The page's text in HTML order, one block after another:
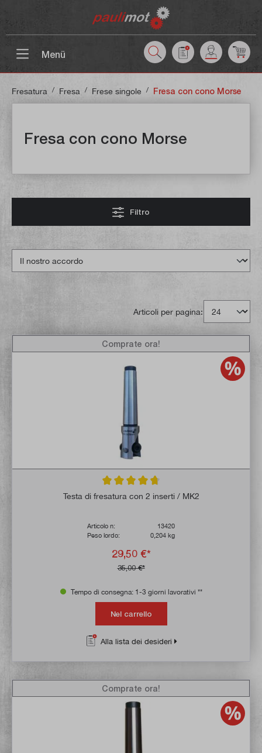
Menü
Fresatura / Fresa / Frese singole / Fresa con cono Morse
Fresa con cono Morse
Filtro
Articoli per pagina:
Valutazione media di 4.7 su 5 stelle
Testa di fresatura con 2 inserti / MK2
Articolo n:
13420
Peso lordo:
0,204 kg
29,50 €*
35,00 €*
Comprate ora!
Tempo di consegna: 1-3 giorni lavorativi **
Nel carrello
Alla lista dei desideri
Comprate ora!